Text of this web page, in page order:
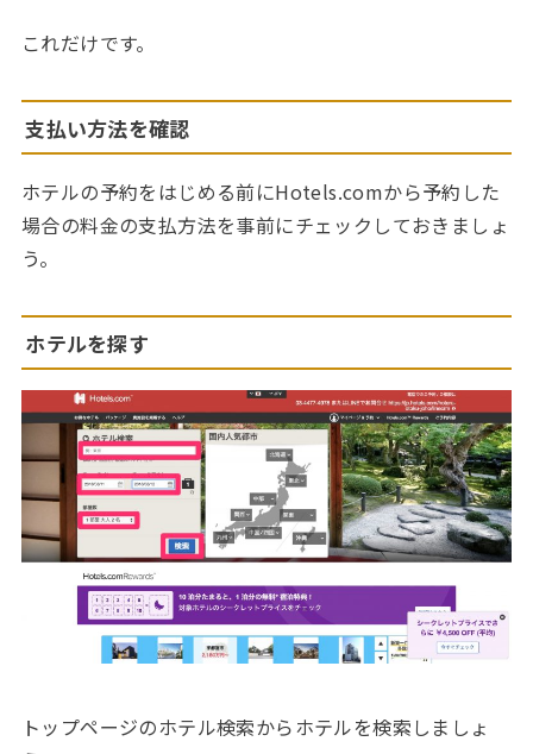
これだけです。
支払い方法を確認
ホテルの予約をはじめる前にHotels.comから予約した
場合の料金の支払方法を事前にチェックしておきましょ
う。
ホテルを探す
トップページのホテル検索からホテルを検索しましょ